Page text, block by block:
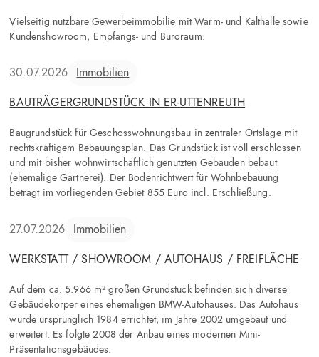
Vielseitig nutzbare Gewerbeimmobilie mit Warm- und Kalthalle sowie
Kundenshowroom, Empfangs- und Büroraum.
30.07.2026 Immobilien
BAUTRÄGERGRUNDSTÜCK IN ER-UTTENREUTH
Baugrundstück für Geschosswohnungsbau in zentraler Ortslage mit
rechtskräftigem Bebauungsplan. Das Grundstück ist voll erschlossen
und mit bisher wohnwirtschaftlich genutzten Gebäuden bebaut
(ehemalige Gärtnerei). Der Bodenrichtwert für Wohnbebauung
beträgt im vorliegenden Gebiet 855 Euro incl. Erschließung.
27.07.2026 Immobilien
WERKSTATT / SHOWROOM / AUTOHAUS / FREIFLÄCHE
Auf dem ca. 5.966 m² großen Grundstück befinden sich diverse
Gebäudekörper eines ehemaligen BMW-Autohauses. Das Autohaus
wurde ursprünglich 1984 errichtet, im Jahre 2002 umgebaut und
erweitert. Es folgte 2008 der Anbau eines modernen Mini-
Präsentationsgebäudes.